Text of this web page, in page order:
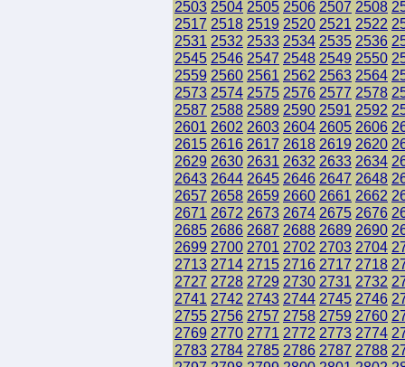
2503 2504 2505 2506 2507 2508
2517 2518 2519 2520 2521 2522
2531 2532 2533 2534 2535 2536
2545 2546 2547 2548 2549 2550
2559 2560 2561 2562 2563 2564
2573 2574 2575 2576 2577 2578
2587 2588 2589 2590 2591 2592
2601 2602 2603 2604 2605 2606
2615 2616 2617 2618 2619 2620
2629 2630 2631 2632 2633 2634
2643 2644 2645 2646 2647 2648
2657 2658 2659 2660 2661 2662
2671 2672 2673 2674 2675 2676
2685 2686 2687 2688 2689 2690
2699 2700 2701 2702 2703 2704
2713 2714 2715 2716 2717 2718
2727 2728 2729 2730 2731 2732
2741 2742 2743 2744 2745 2746
2755 2756 2757 2758 2759 2760
2769 2770 2771 2772 2773 2774
2783 2784 2785 2786 2787 2788